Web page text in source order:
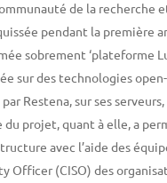
de la recherche
pendant la première
sobrement ‘plateforme
sur des technologies
Restena, sur ses serveurs,
du projet, quant à elle, a
avec l’aide des
Officer (CISO) des